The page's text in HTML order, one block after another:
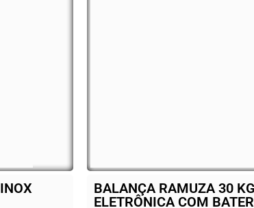
BALANÇA RAMUZA 30 KG
ELETRÔNICA COM BATERIA